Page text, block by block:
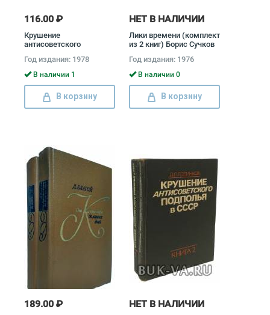
116.00 ₽
Крушение
антисоветского
(комплект из 2 книг)
Давид Голинков
Год издания: 1978
В наличии 1
В корзину
НЕТ В НАЛИЧИИ
Лики времени (комплект
из 2 книг) Борис Сучков
Год издания: 1976
В наличии 0
В корзину
189.00 ₽ НЕТ В НАЛИЧИИ